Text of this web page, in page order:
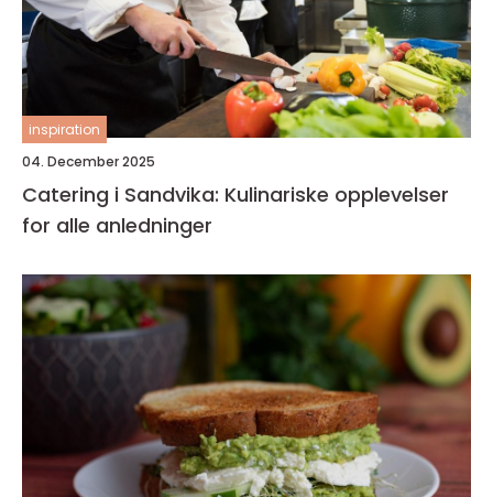
inspiration
04. December 2025
Catering i Sandvika: Kulinariske opplevelser
for alle anledninger